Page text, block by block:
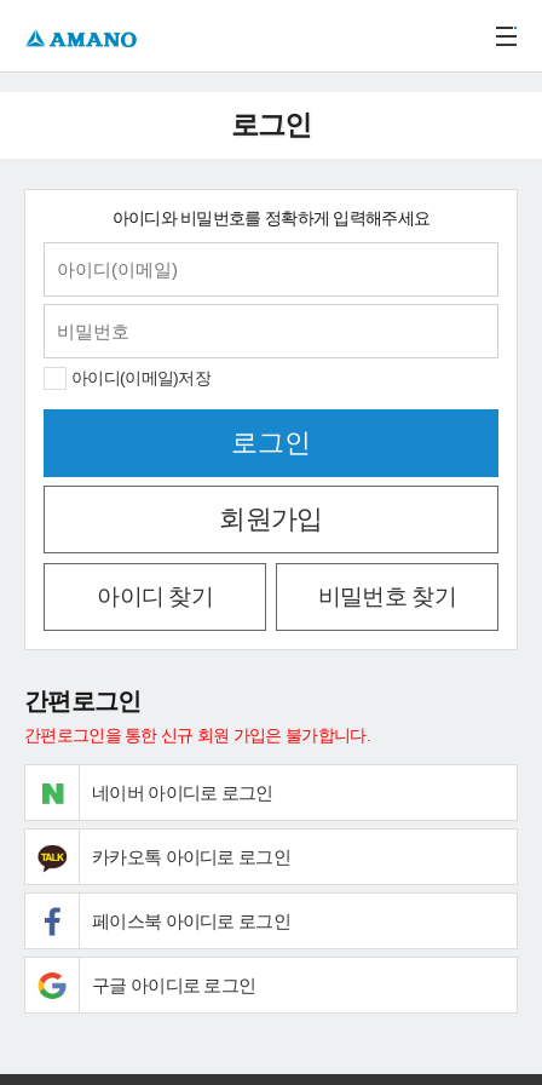
로그인
아이디와 비밀번호를 정확하게 입력해주세요
아이디(이메일)저장
회원가입
아이디 찾기 비밀번호 찾기
간편로그인
간편로그인을 통한 신규 회원 가입은 불가합니다.
네이버 아이디로 로그인
카카오톡 아이디로 로그인
페이스북 아이디로 로그인
구글 아이디로 로그인